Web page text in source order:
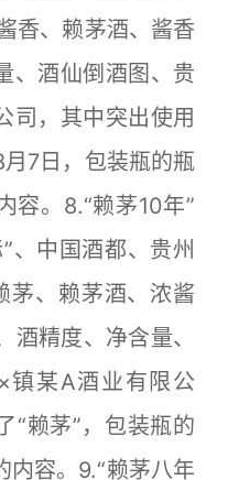
香、赖茅酒、酱香
、酒仙倒酒图、贵
司，其中突出使用
7日，包装瓶的瓶
容。8.“赖茅10年”
、中国酒都、贵州
茅、赖茅酒、浓酱
酒精度、净含量、
镇某A酒业有限公
“赖茅”，包装瓶的
内容。9.“赖茅八年